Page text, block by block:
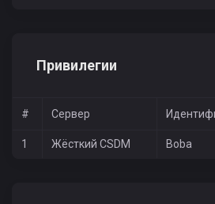
Привилегии
# Сервер
1 Жёсткий CSDM Boba